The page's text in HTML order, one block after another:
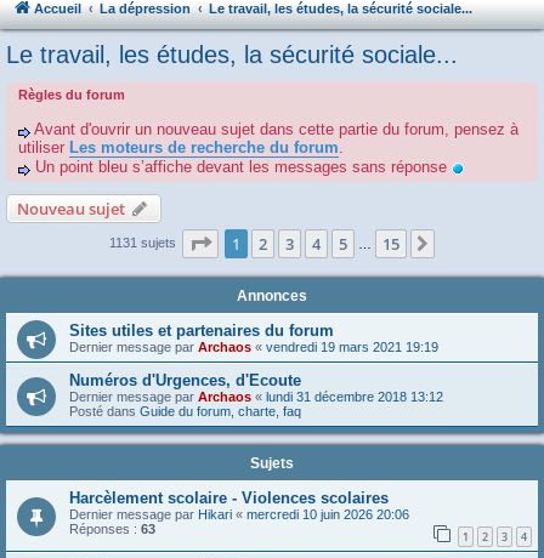
Accueil La dépression Le travail, les études, la sécurité sociale...
Le travail, les études, la sécurité sociale...
Règles du forum
Avant d'ouvrir un nouveau sujet dans cette partie du forum, pensez à
utiliser Les moteurs de recherche du forum.
Un point bleu s’affiche devant les messages sans réponse
Nouveau sujet
1131 sujets Page 1sur15
1 2 3 4 5 15
Annonces
Sites utiles et partenaires du forum
Dernier message par Archaos « vendredi 19 mars 2021 19:19
Numéros d'Urgences, d'Ecoute
Dernier message par Archaos « lundi 31 décembre 2018 13:12
Posté dans Guide du forum, charte, faq
Sujets
Harcèlement scolaire - Violences scolaires
Dernier message par Hikari « mercredi 10 juin 2026 20:06
Réponses : 63 1 2 3 4